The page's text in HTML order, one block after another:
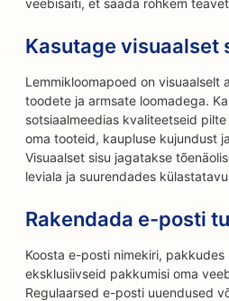
veebisaiti, et saada rohkem
Kasutage visuaalset
Lemmikloomapoed on visuaalselt
toodete ja armsate loomadega.
sotsiaalmeedias kvaliteetseid
oma tooteid, kaupluse kujundust
Visuaalset sisu jagatakse
leviala ja suurendades
Rakendada e-posti
Koosta e-posti nimekiri, pakkudes
eksklusiivseid pakkumisi oma
Regulaarsed e-posti uuendused